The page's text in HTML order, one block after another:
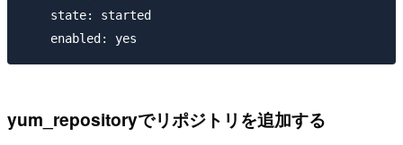
    state: started
yum_repositoryでリポジトリを追加する